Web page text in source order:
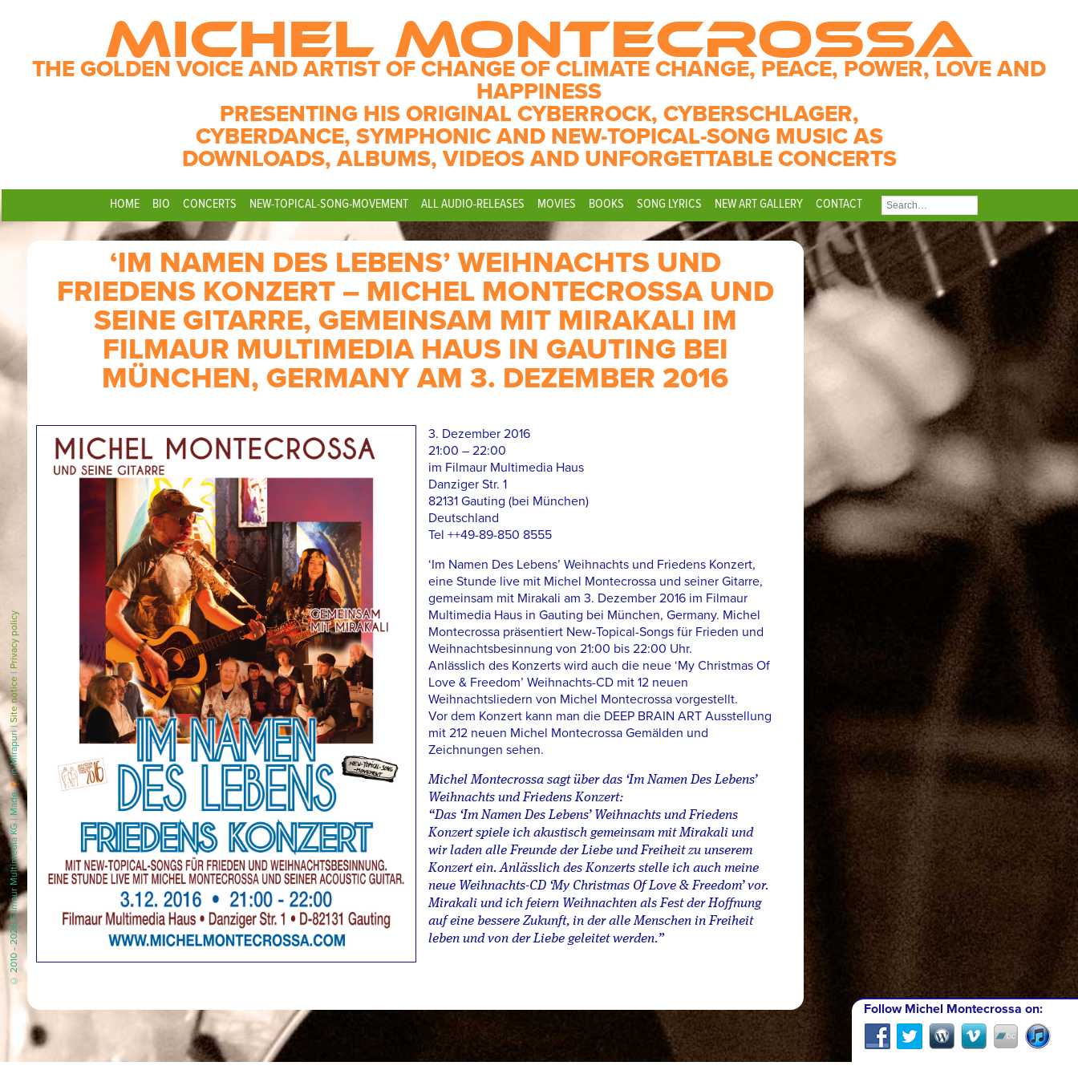
MICHEL MONTECROSSA
THE GOLDEN VOICE AND ARTIST OF CHANGE OF CLIMATE CHANGE, PEACE, POWER, LOVE AND
HAPPINESS
PRESENTING HIS ORIGINAL CYBERROCK, CYBERSCHLAGER,
CYBERDANCE, SYMPHONIC AND NEW-TOPICAL-SONG MUSIC AS
DOWNLOADS, ALBUMS, VIDEOS AND UNFORGETTABLE CONCERTS
HOME BIO CONCERTS NEW-TOPICAL-SONG-MOVEMENT ALL AUDIO-RELEASES MOVIES BOOKS SONG LYRICS NEW ART GALLERY CONTACT
SEARCH
FOR:
‘IM NAMEN DES LEBENS’ WEIHNACHTS UND
FRIEDENS KONZERT – MICHEL MONTECROSSA UND
SEINE GITARRE, GEMEINSAM MIT MIRAKALI IM
FILMAUR MULTIMEDIA HAUS IN GAUTING BEI
MÜNCHEN, GERMANY AM 3. DEZEMBER 2016
3. Dezember 2016
21:00 – 22:00
im Filmaur Multimedia Haus
Danziger Str. 1
82131 Gauting (bei München)
Deutschland
Tel ++49-89-850 8555
‘Im Namen Des Lebens’ Weihnachts und Friedens Konzert,
eine Stunde live mit Michel Montecrossa und seiner Gitarre,
gemeinsam mit Mirakali am 3. Dezember 2016 im Filmaur
Multimedia Haus in Gauting bei München, Germany. Michel
Montecrossa präsentiert New-Topical-Songs für Frieden und
Weihnachtsbesinnung von 21:00 bis 22:00 Uhr.
Anlässlich des Konzerts wird auch die neue ‘My Christmas Of
Love & Freedom’ Weihnachts-CD mit 12 neuen
Weihnachtsliedern von Michel Montecrossa vorgestellt.
Vor dem Konzert kann man die DEEP BRAIN ART Ausstellung
mit 212 neuen Michel Montecrossa Gemälden und
Zeichnungen sehen.
Michel Montecrossa sagt über das ‘Im Namen Des Lebens’
Weihnachts und Friedens Konzert:
“Das ‘Im Namen Des Lebens’ Weihnachts und Friedens
Konzert spiele ich akustisch gemeinsam mit Mirakali und
wir laden alle Freunde der Liebe und Freiheit zu unserem
Konzert ein. Anlässlich des Konzerts stelle ich auch meine
neue Weihnachts-CD ‘My Christmas Of Love & Freedom’ vor.
Mirakali und ich feiern Weihnachten als Fest der Hoffnung
auf eine bessere Zukunft, in der alle Menschen in Freiheit
leben und von der Liebe geleitet werden.”
© 2010 - 2026 Filmaur Multimedia KG | Made
♥
in Mirapuri |
Site notice
|
Privacy policy
Follow Michel Montecrossa on: